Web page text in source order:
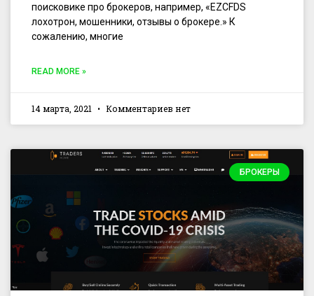
поисковике про брокеров, например, «EZCFDS
лохотрон, мошенники, отзывы о брокере.» К
сожалению, многие
READ MORE »
14 марта, 2021 Комментариев нет
БРОКЕРЫ